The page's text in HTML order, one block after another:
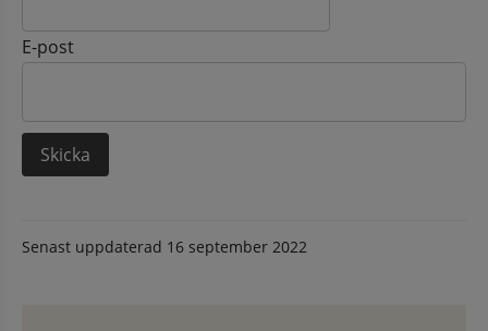
E-post
Senast uppdaterad 16 september 2022